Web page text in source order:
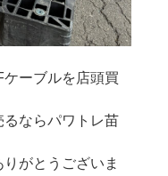
ーブルを店頭買
ならパワトレ苗
がとうございま